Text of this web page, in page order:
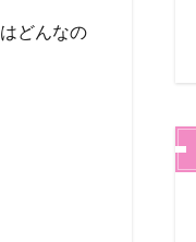
どんなの